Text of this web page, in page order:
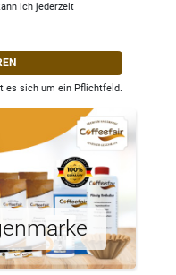
ich jederzeit
es sich um ein Pflichtfeld.